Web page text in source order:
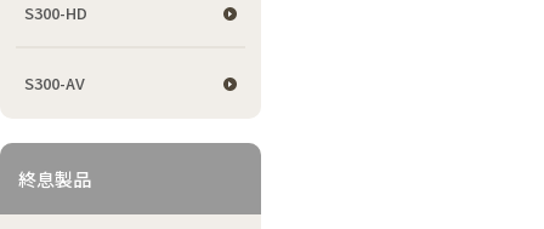
S300-HD
S300-AV
終息製品